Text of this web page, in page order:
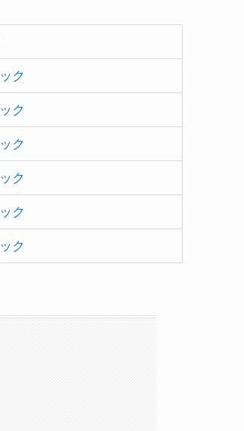
ク
ク
ク
ク
ク
ク